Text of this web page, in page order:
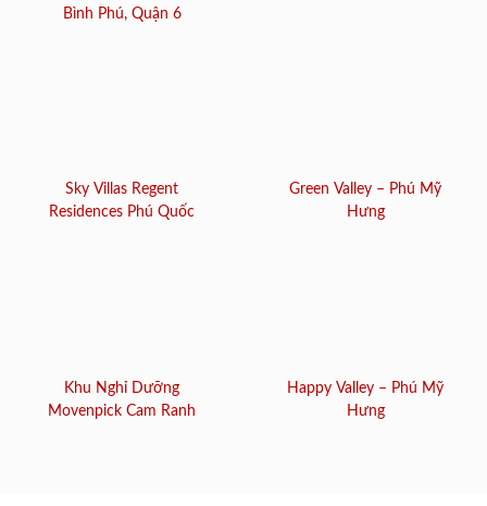
Bình Phú, Quận 6
Sky Villas Regent
Residences Phú Quốc
Green Valley – Phú Mỹ
Hưng
Khu Nghỉ Dưỡng
Movenpick Cam Ranh
Happy Valley – Phú Mỹ
Hưng